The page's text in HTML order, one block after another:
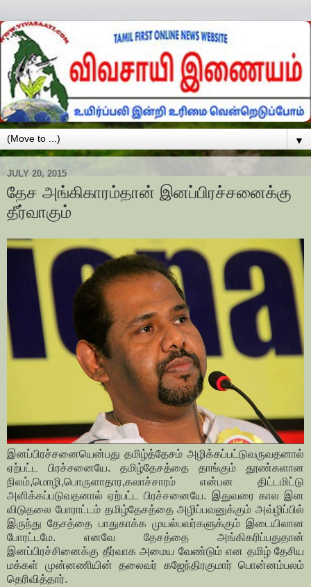
▼
JULY 20, 2015
தேச அங்கிகாரம்தான் இனப்பிரச்சனைக்கு
தீர்வாகும்
இனப்பிரச்சனையென்பது தமிழ்த்தேசம் அழிக்கப்பட்டுவருவதனால்
ஏற்பட்ட பிரச்சனையே. தமிழ்தேசத்தை தாங்கும் தூண்களான
நிலம்,மொழி,பொருளாதார,கலாச்சாரம் என்பன திட்டமிட்டு
அளிக்கப்படுவதனால் ஏற்பட்ட பிரச்சனையே. இதுவரை கால இன
விடுதலை போராட்டம் தமிழ்தேசத்தை அழிப்பவனுக்கும் அவ்ழிப்பில்
இருந்து தேசத்தை பாதுகாக்க முயல்பவர்களுக்கும் இடையிலான
போரட்டமே. எனவே தேசத்தை அங்கிகரிப்பதுதான்
இனப்பிரச்சினைக்கு தீர்வாக அமைய வேண்டும் என தமிழ் தேசிய
மக்கள் முன்னணியின் தலைவர் கஜேந்திரகுமார் பொன்னம்பலம்
தெரிவித்தார்.